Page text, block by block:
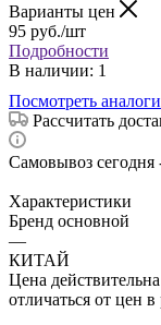
Варианты цен
95 руб./шт
Подробности
В наличии: 1
Посмотреть аналоги
Рассчитать
Самовывоз сегодня
Характеристики
Бренд основной
—
КИТАЙ
Цена
отличаться от цен